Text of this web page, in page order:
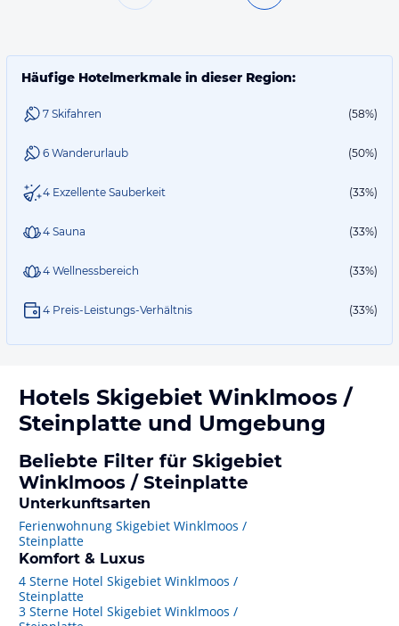
Häufige Hotelmerkmale in dieser Region:
7 Skifahren (58%)
6 Wanderurlaub (50%)
4 Exzellente Sauberkeit (33%)
4 Sauna (33%)
4 Wellnessbereich (33%)
4 Preis-Leistungs-Verhältnis (33%)
Hotels Skigebiet Winklmoos /
Steinplatte und Umgebung
Beliebte Filter für Skigebiet
Winklmoos / Steinplatte
Unterkunftsarten
Ferienwohnung Skigebiet Winklmoos /
Steinplatte
Komfort & Luxus
4 Sterne Hotel Skigebiet Winklmoos /
Steinplatte
3 Sterne Hotel Skigebiet Winklmoos /